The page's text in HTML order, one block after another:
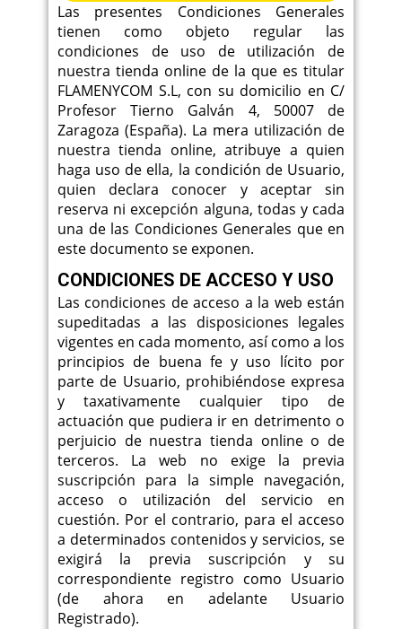
Las presentes Condiciones Generales
tienen como objeto regular las
condiciones de uso de utilización de
nuestra tienda online de la que es titular
FLAMENYCOM S.L, con su domicilio en C/
Profesor Tierno Galván 4, 50007 de
Zaragoza (España). La mera utilización de
nuestra tienda online, atribuye a quien
haga uso de ella, la condición de Usuario,
quien declara conocer y aceptar sin
reserva ni excepción alguna, todas y cada
una de las Condiciones Generales que en
este documento se exponen.
CONDICIONES DE ACCESO Y USO
Las condiciones de acceso a la web están
supeditadas a las disposiciones legales
vigentes en cada momento, así como a los
principios de buena fe y uso lícito por
parte de Usuario, prohibiéndose expresa
y taxativamente cualquier tipo de
actuación que pudiera ir en detrimento o
perjuicio de nuestra tienda online o de
terceros. La web no exige la previa
suscripción para la simple navegación,
acceso o utilización del servicio en
cuestión. Por el contrario, para el acceso
a determinados contenidos y servicios, se
exigirá la previa suscripción y su
correspondiente registro como Usuario
(de ahora en adelante Usuario
Registrado).